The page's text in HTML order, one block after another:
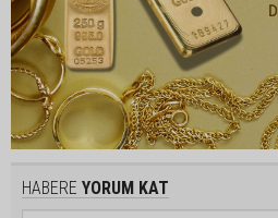
HABERE YORUM KAT